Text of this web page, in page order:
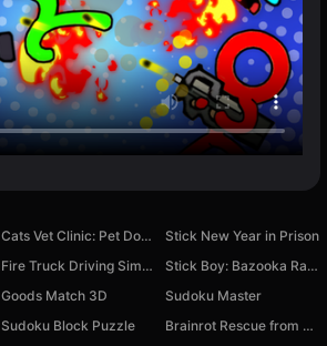
Cats Vet Clinic: Pet Doctor
Stick New Year in Prison
Fire Truck Driving Simulator
Stick Boy: Bazooka Ragdoll
Goods Match 3D
Sudoku Master
Sudoku Block Puzzle
Brainrot Rescue from Lava 3D